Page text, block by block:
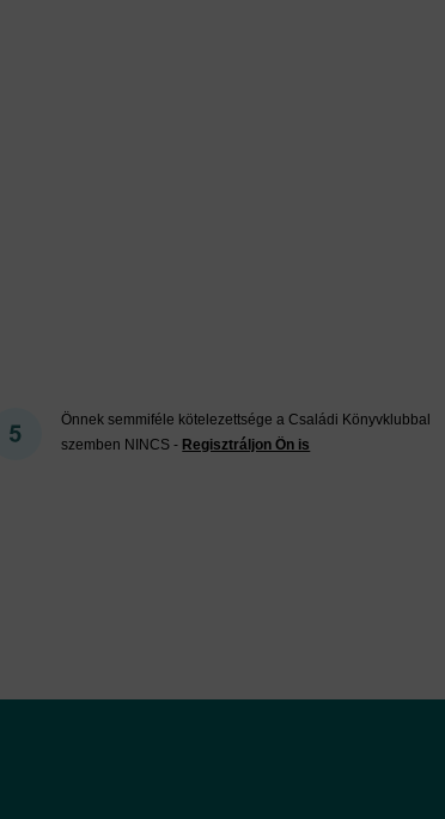
Önnek semmiféle kötelezettsége a Családi Könyvklubbal
szemben NINCS - Regisztráljon Ön is